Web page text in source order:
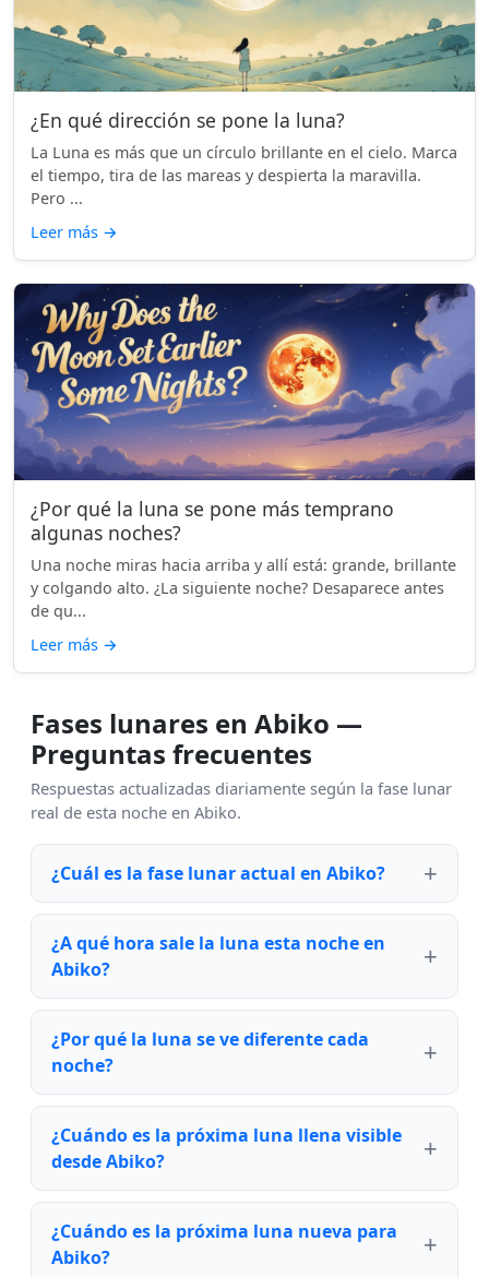
¿En qué dirección se pone la luna?
La Luna es más que un círculo brillante en el cielo. Marca
el tiempo, tira de las mareas y despierta la maravilla.
Pero ...
Leer más →
¿Por qué la luna se pone más temprano
algunas noches?
Una noche miras hacia arriba y allí está: grande, brillante
y colgando alto. ¿La siguiente noche? Desaparece antes
de qu...
Leer más →
Fases lunares en Abiko —
Preguntas frecuentes
Respuestas actualizadas diariamente según la fase lunar
real de esta noche en Abiko.
¿Cuál es la fase lunar actual en Abiko?
¿A qué hora sale la luna esta noche en
Abiko?
¿Por qué la luna se ve diferente cada
noche?
¿Cuándo es la próxima luna llena visible
desde Abiko?
¿Cuándo es la próxima luna nueva para
Abiko?